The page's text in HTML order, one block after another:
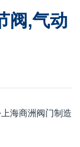
阀,气动
海商洲阀门制造